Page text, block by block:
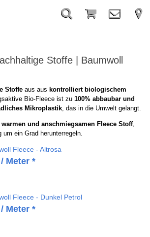
Stoffe | Baumwoll
Stoffeaus aus kontrolliert biologischem
Bio-Fleece ist zu 100% abbaubar und
Mikroplastik, das in die Umwelt gelangt.
und anschmiegsamen Fleece Stoff,
ein Grad herunterregeln.
Fleece - Altrosa
Meter *
Fleece - Dunkel Petrol
Meter *